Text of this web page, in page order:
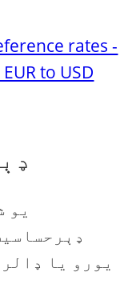
يو
یورو یا